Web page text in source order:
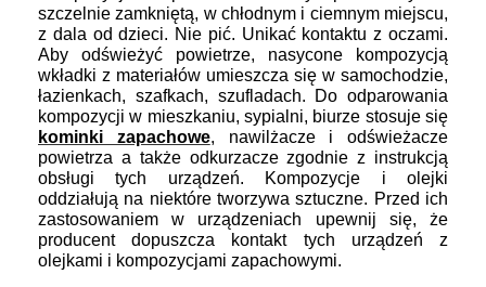
szczelnie zamkniętą, w chłodnym i ciemnym miejscu,
z dala od dzieci. Nie pić. Unikać kontaktu z oczami.
Aby odświeżyć powietrze, nasycone kompozycją
wkładki z materiałów umieszcza się w samochodzie,
łazienkach, szafkach, szufladach. Do odparowania
kompozycji w mieszkaniu, sypialni, biurze stosuje się
kominki zapachowe, nawilżacze i odświeżacze
powietrza a także odkurzacze zgodnie z instrukcją
obsługi tych urządzeń. Kompozycje i olejki
oddziałują na niektóre tworzywa sztuczne. Przed ich
zastosowaniem w urządzeniach upewnij się, że
producent dopuszcza kontakt tych urządzeń z
olejkami i kompozycjami zapachowymi.